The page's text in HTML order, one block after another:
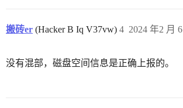
搬砖er (Hacker B Iq V37vw) 2024 年2 月
4
没有混部，磁盘空间信息是正确上报的。